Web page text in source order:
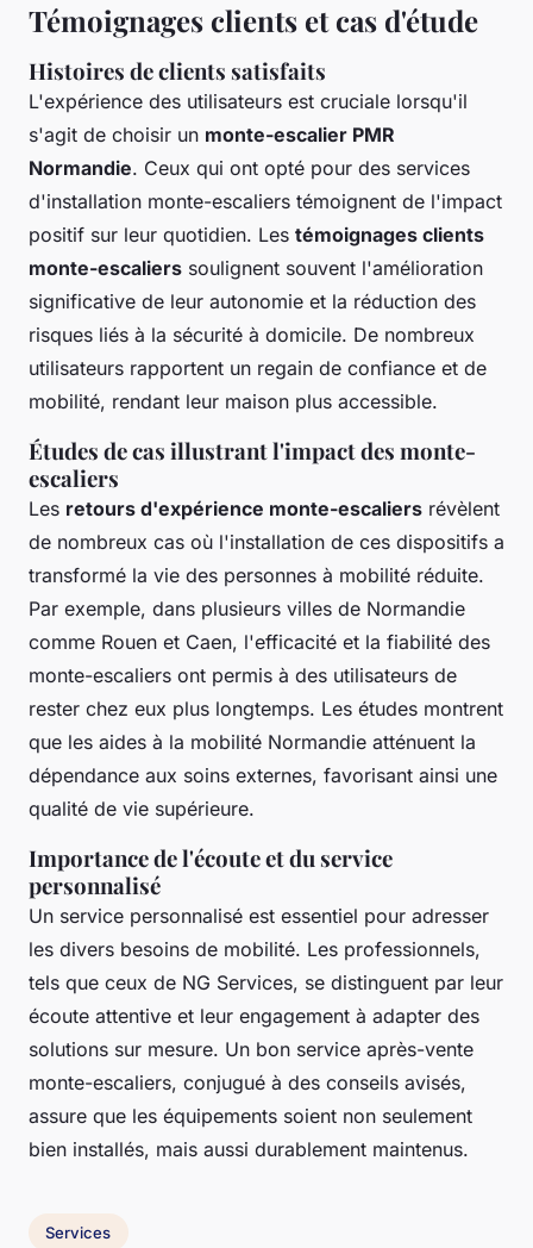
Témoignages clients et cas d'étude
Histoires de clients satisfaits
L'expérience des utilisateurs est cruciale lorsqu'il
s'agit de choisir un monte-escalier PMR
Normandie. Ceux qui ont opté pour des services
d'installation monte-escaliers témoignent de l'impact
positif sur leur quotidien. Les témoignages clients
monte-escaliers soulignent souvent l'amélioration
significative de leur autonomie et la réduction des
risques liés à la sécurité à domicile. De nombreux
utilisateurs rapportent un regain de confiance et de
mobilité, rendant leur maison plus accessible.
Études de cas illustrant l'impact des monte-
escaliers
Les retours d'expérience monte-escaliers révèlent
de nombreux cas où l'installation de ces dispositifs a
transformé la vie des personnes à mobilité réduite.
Par exemple, dans plusieurs villes de Normandie
comme Rouen et Caen, l'efficacité et la fiabilité des
monte-escaliers ont permis à des utilisateurs de
rester chez eux plus longtemps. Les études montrent
que les aides à la mobilité Normandie atténuent la
dépendance aux soins externes, favorisant ainsi une
qualité de vie supérieure.
Importance de l'écoute et du service
personnalisé
Un service personnalisé est essentiel pour adresser
les divers besoins de mobilité. Les professionnels,
tels que ceux de NG Services, se distinguent par leur
écoute attentive et leur engagement à adapter des
solutions sur mesure. Un bon service après-vente
monte-escaliers, conjugué à des conseils avisés,
assure que les équipements soient non seulement
bien installés, mais aussi durablement maintenus.
Services